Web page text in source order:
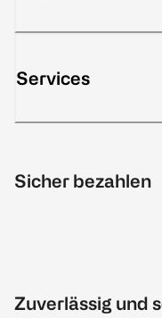
Services
Sicher bezahlen
Zuverlässig und